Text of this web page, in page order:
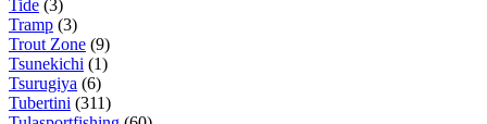
Tide (3)
Tramp (3)
Trout Zone (9)
Tsunekichi (1)
Tsurugiya (6)
Tubertini (311)